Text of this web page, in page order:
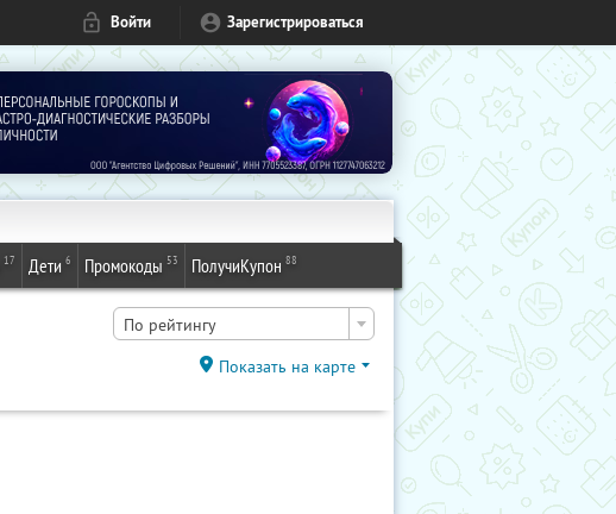
Войти Зарегистрироваться
17 Дети 6 Промокоды 53 ПолучиКупон 88
По рейтингу
Показать на карте